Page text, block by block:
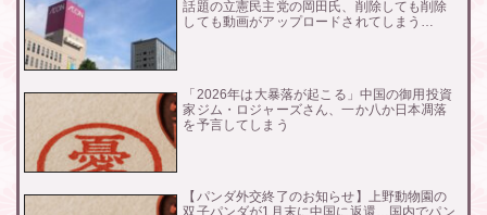
話題の立憲民主党の岡田氏、削除しても削除
しても動画がアップロードされてしまう…
「2026年は大暴落が起こる」中国の御用投資
家ジム・ロジャーズさん、一か八か日本凋落
を予言してしまう
【パンダ外交終了のお知らせ】上野動物園の